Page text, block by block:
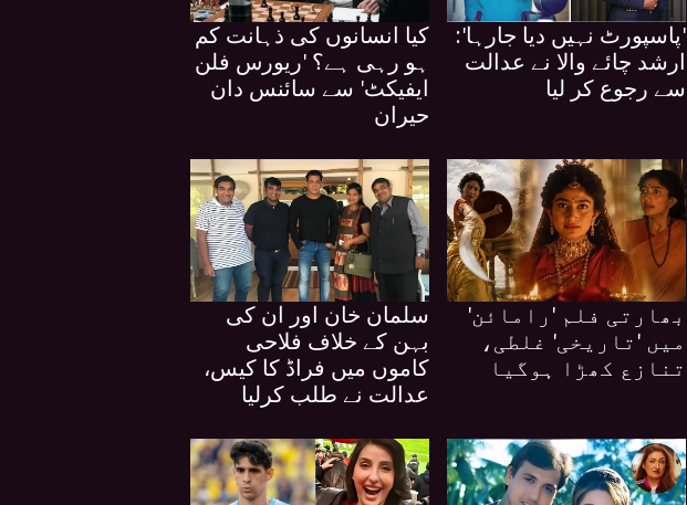
کیا انسانوں کی ذہانت کم
ہو رہی ہے؟ 'ریورس فلن
ایفیکٹ' سے سائنس دان
حیران
'پاسپورٹ نہیں دیا جارہا':
ارشد چائے والا نے عدالت
سے رجوع کر لیا
سلمان خان اور ان کی
بہن کے خلاف فلاحی
کاموں میں فراڈ کا کیس،
عدالت نے طلب کرلیا
بھارتی فلم 'رامائن'
میں 'تاریخی' غلطی،
تنازع کھڑا ہوگیا